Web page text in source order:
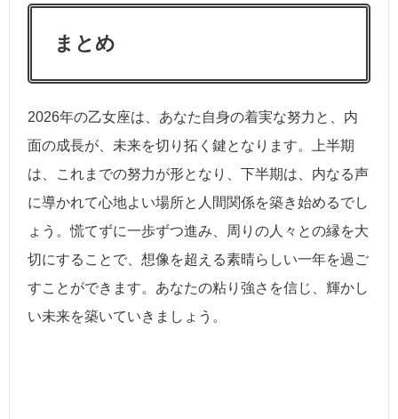
まとめ
2026年の乙女座は、あなた自身の着実な努力と、内
面の成長が、未来を切り拓く鍵となります。上半期
は、これまでの努力が形となり、下半期は、内なる声
に導かれて心地よい場所と人間関係を築き始めるでし
ょう。慌てずに一歩ずつ進み、周りの人々との縁を大
切にすることで、想像を超える素晴らしい一年を過ご
すことができます。あなたの粘り強さを信じ、輝かし
い未来を築いていきましょう。